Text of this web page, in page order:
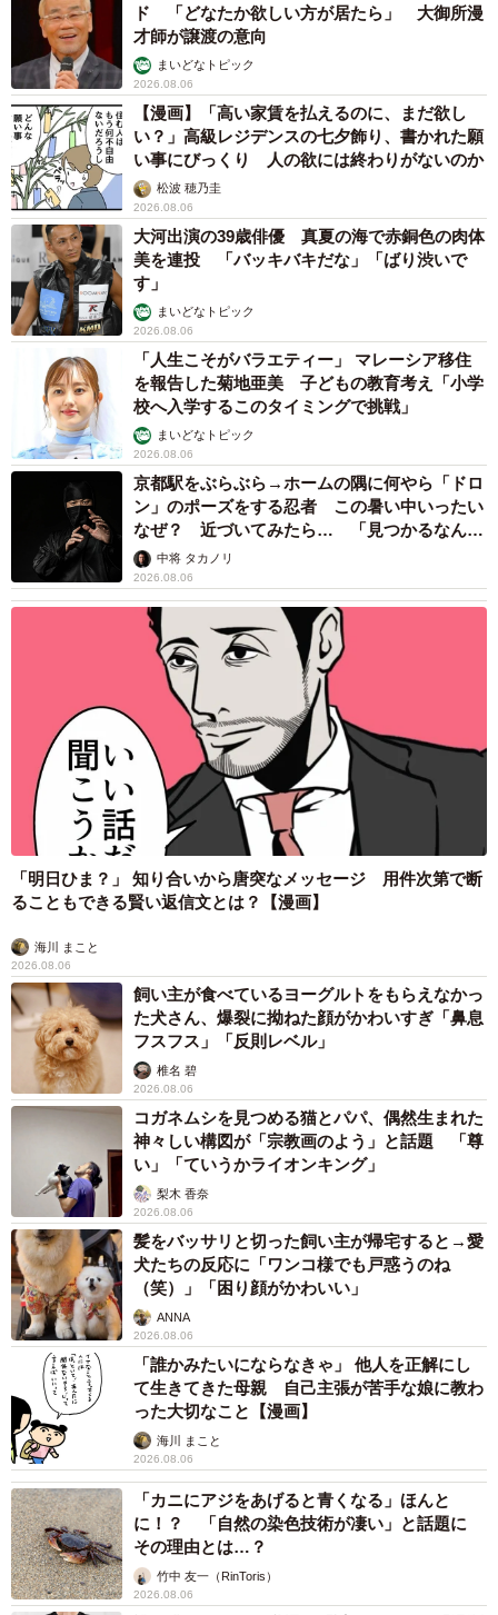
ド 「どなたか欲しい方が居たら」 大御所漫
才師が譲渡の意向
まいどなトピック
2026.08.06
【漫画】「高い家賃を払えるのに、まだ欲し
い？」高級レジデンスの七夕飾り、書かれた願
い事にびっくり 人の欲には終わりがないのか
松波 穂乃圭
2026.08.06
大河出演の39歳俳優 真夏の海で赤銅色の肉体
美を連投 「バッキバキだな」「ばり渋いで
す」
まいどなトピック
2026.08.06
「人生こそがバラエティー」 マレーシア移住
を報告した菊地亜美 子どもの教育考え「小学
校へ入学するこのタイミングで挑戦」
まいどなトピック
2026.08.06
京都駅をぶらぶら→ホームの隅に何やら「ドロ
ン」のポーズをする忍者 この暑い中いったい
なぜ？ 近づいてみたら… 「見つかるなんて
未熟」中将 タカノリ
2026.08.06
「明日ひま？」 知り合いから唐突なメッセージ 用件次第で断
ることもできる賢い返信文とは？【漫画】
海川 まこと
2026.08.06
飼い主が食べているヨーグルトをもらえなかっ
た犬さん、爆裂に拗ねた顔がかわいすぎ「鼻息
フスフス」「反則レベル」
椎名 碧
2026.08.06
コガネムシを見つめる猫とパパ、偶然生まれた
神々しい構図が「宗教画のよう」と話題 「尊
い」「ていうかライオンキング」
梨木 香奈
2026.08.06
髪をバッサリと切った飼い主が帰宅すると→愛
犬たちの反応に「ワンコ様でも戸惑うのね
（笑）」「困り顔がかわいい」
ANNA
2026.08.06
「誰かみたいにならなきゃ」 他人を正解にし
て生きてきた母親 自己主張が苦手な娘に教わ
った大切なこと【漫画】
海川 まこと
2026.08.06
「カニにアジをあげると青くなる」ほんと
に！？ 「自然の染色技術が凄い」と話題に
その理由とは…？
竹中 友一（RinToris）
2026.08.06